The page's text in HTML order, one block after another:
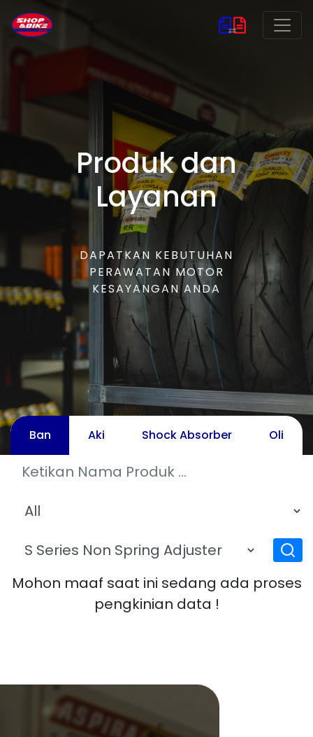
Produk dan
Layanan
DAPATKAN KEBUTUHAN
PERAWATAN MOTOR
KESAYANGAN ANDA
Ban Aki Shock Absorber Oli
Mohon maaf saat ini sedang ada proses
pengkinian data !